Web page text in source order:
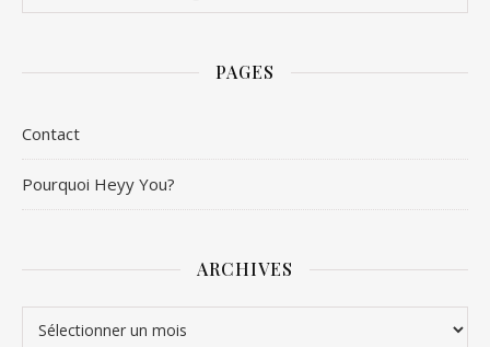
PAGES
Contact
Pourquoi Heyy You?
ARCHIVES
Archives